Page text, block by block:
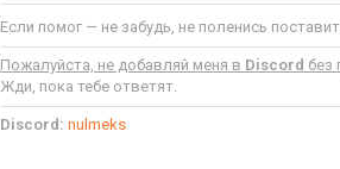
Если помог — не забудь, не поленись
Пожалуйста, не добавляй меня в Discord без
Жди, пока тебе ответят.
Discord: nulmeks